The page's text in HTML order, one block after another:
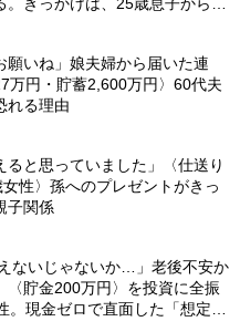
願いね」娘夫婦から届いた連
万円・貯蓄2,600万円〉60代夫
れる理由
ると思っていました」〈仕送り
性〉孫へのプレゼントがきっ
子関係
えないじゃないか…」老後不安か
〈貯金200万円〉を投資に全振
。現金ゼロで直面した「想定外